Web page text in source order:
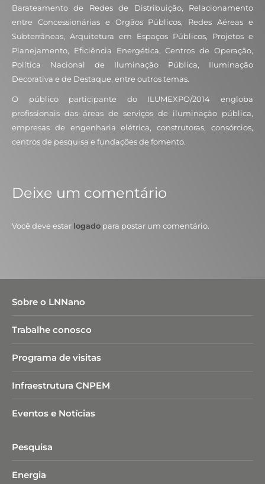
Barateamento de Redes de Distribuição, Relacionamento
entre Concessionárias e Orgãos Públicos, Redes Aéreas e
Subterrâneas, Arquitetura em Espaços Públicos, Projetos e
Planejamento, Eficiência Energética, Centros de Operação,
Política Nacional de Iluminação Pública, Iluminação
Decorativa e de Destaque, entre outros temas.
O público participante do ILUMEXPO/2014 engloba
profissionais das áreas de serviços de iluminação pública,
empresas de engenharia elétrica, construtoras, consórcios,
centros de pesquisa e fundações de fomento.
Deixe um comentário
Você deve estar logado para postar um comentário.
Sobre o LNNano
Trabalhe conosco
Programa de visitas
Infraestrutura CNPEM
Eventos e Notícias
Pesquisa
Energia